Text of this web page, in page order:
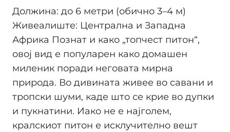
Должина: до 6 метри (обично 3–4 м)
Живеалиште: Централна и Западна
Африка Познат и како „топчест питон“,
овој вид е популарен како домашен
миленик поради неговата мирна
природа. Во дивината живее во савани и
тропски шуми, каде што се крие во дупки
и пукнатини. Иако не е најголем,
кралскиот питон е исклучително вешт